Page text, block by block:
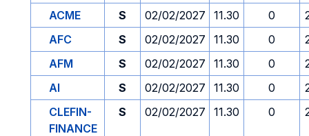
ACME
S 02/02/2027 11.30 0
AFC
S 02/02/2027 11.30 0
AFM
S 02/02/2027 11.30 0
AI
S 02/02/2027 11.30 0
CLEFIN-
FINANCE
S 02/02/2027 11.30 0